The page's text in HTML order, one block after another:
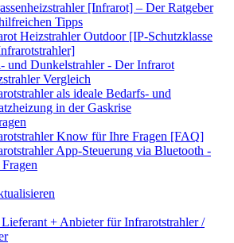
[Infrarot] – Der Ratgeber
Tipps
Heizstrahler Outdoor [IP-Schutzklasse
und Dunkelstrahler - Der Infrarot
Vergleich
als ideale Bedarfs- und
in der Gaskrise
Know für Ihre Fragen [FAQ]
App-Steuerung via Bluetooth -
+ Anbieter für Infrarotstrahler /